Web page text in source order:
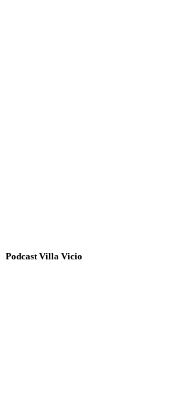
Podcast Villa Vicio